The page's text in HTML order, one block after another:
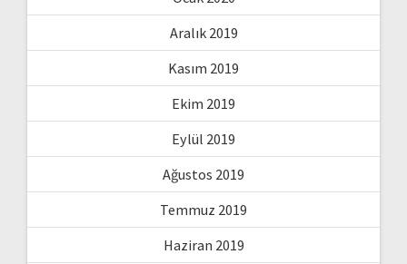
Aralık 2019
Kasım 2019
Ekim 2019
Eylül 2019
Ağustos 2019
Temmuz 2019
Haziran 2019